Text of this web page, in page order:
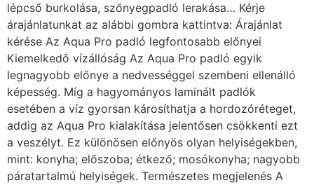
lépcső burkolása, szőnyegpadló lerakása… Kérje
árajánlatunkat az alábbi gombra kattintva: Árajánlat
kérése Az Aqua Pro padló legfontosabb előnyei
Kiemelkedő vízállóság Az Aqua Pro padló egyik
legnagyobb előnye a nedvességgel szembeni ellenálló
képesség. Míg a hagyományos laminált padlók
esetében a víz gyorsan károsíthatja a hordozóréteget,
addig az Aqua Pro kialakítása jelentősen csökkenti ezt
a veszélyt. Ez különösen előnyös olyan helyiségekben,
mint: konyha; előszoba; étkező; mosókonyha; nagyobb
páratartalmú helyiségek. Természetes megjelenés A